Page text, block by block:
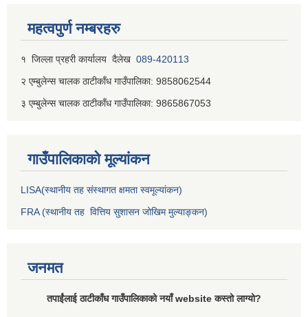
महत्वपुर्ण नम्बरहरु
१ जिल्‍ला प्रहरी कार्यालय दैलेख 089-420113
२ एम्बुलेन्स चालक ठाटीकाँध गाउँपालिका: 9858062544
३ एम्बुलेन्स चालक ठाटीकाँध गाउँपालिका: 9865867053
गाउँपालिकाकाे मूल्यांकन
LISA(स्थानीय तह संस्थागत क्षमता स्वमूल्यांकन)
FRA (स्थानीय तह वित्तिय सुशासन जोखिम मुल्याङ्कन)
जनमत
तपाईंलाई ठाटीकाँध गाउँपालिकाको नयाँ website कस्तो लाग्यो?